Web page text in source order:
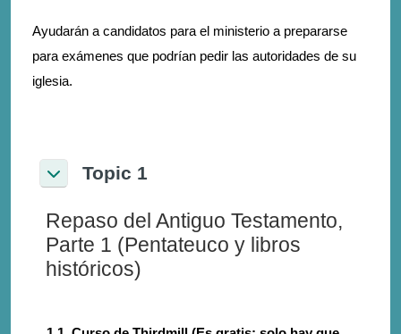
Ayudarán a candidatos para el ministerio a prepararse
para exámenes que podrían pedir las autoridades de su
iglesia.
CollapseTopic 1
Repaso del Antiguo Testamento,
Parte 1 (Pentateuco y libros
históricos)